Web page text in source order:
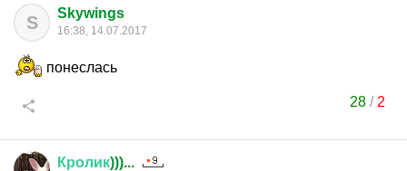
S Skywings
16:38, 14.07.2017
понеслась
28 / 2
Кролик)))...